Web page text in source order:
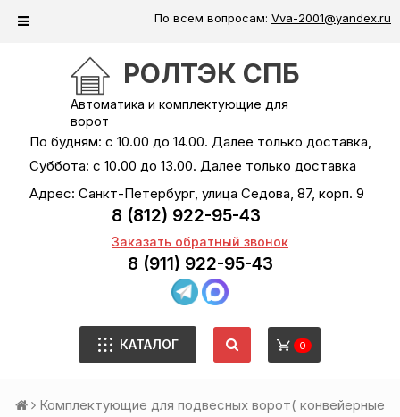
По всем вопросам: Vva-2001@yandex.ru
РОЛТЭК СПБ
Автоматика и комплектующие для
ворот
По будням: с 10.00 до 14.00. Далее только доставка,
Суббота: с 10.00 до 13.00. Далее только доставка
Адрес: Санкт-Петербург, улица Седова, 87, корп. 9
8 (812) 922-95-43
Заказать обратный звонок
8 (911) 922-95-43
КАТАЛОГ 0
Комплектующие для подвесных ворот( конвейерные